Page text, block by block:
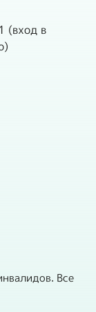
(вход в
Все